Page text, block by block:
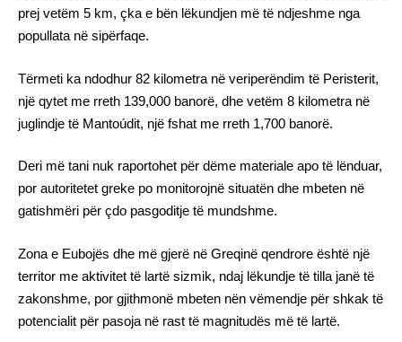
prej vetëm 5 km, çka e bën lëkundjen më të ndjeshme nga
popullata në sipërfaqe.
Tërmeti ka ndodhur 82 kilometra në veriperëndim të Peristerit,
një qytet me rreth 139,000 banorë, dhe vetëm 8 kilometra në
juglindje të Mantoúdit, një fshat me rreth 1,700 banorë.
Deri më tani nuk raportohet për dëme materiale apo të lënduar,
por autoritetet greke po monitorojnë situatën dhe mbeten në
gatishmëri për çdo pasgoditje të mundshme.
Zona e Eubojës dhe më gjerë në Greqinë qendrore është një
territor me aktivitet të lartë sizmik, ndaj lëkundje të tilla janë të
zakonshme, por gjithmonë mbeten nën vëmendje për shkak të
potencialit për pasoja në rast të magnitudës më të lartë.